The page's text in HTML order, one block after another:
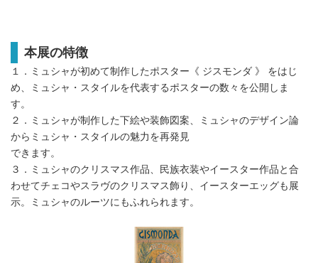
本展の特徴
１．ミュシャが初めて制作したポスター《 ジスモンダ 》 をはじ
め、ミュシャ・スタイルを代表するポスターの数々を公開しま
す。
２．ミュシャが制作した下絵や装飾図案、ミュシャのデザイン論
からミュシャ・スタイルの魅力を再発見
できます。
３．ミュシャのクリスマス作品、民族衣装やイースター作品と合
わせてチェコやスラヴのクリスマス飾り、イースターエッグも展
示。ミュシャのルーツにもふれられます。